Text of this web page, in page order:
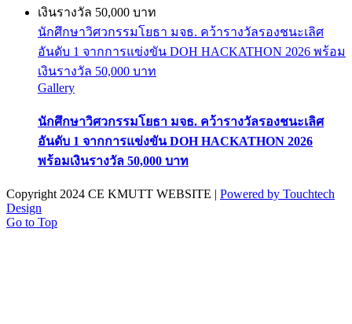
นักศึกษาวิศวกรรมโยธา มจธ. คว้ารางวัลรองชนะเลิศ
อันดับ 1 จากการแข่งขัน DOH HACKATHON 2026 พร้อม
เงินรางวัล 50,000 บาท
Gallery
นักศึกษาวิศวกรรมโยธา มจธ. คว้ารางวัลรองชนะเลิศ
อันดับ 1 จากการแข่งขัน DOH HACKATHON 2026
พร้อมเงินรางวัล 50,000 บาท
Copyright 2024 CE KMUTT WEBSITE | Powered by Touchtech
Design
Go to Top